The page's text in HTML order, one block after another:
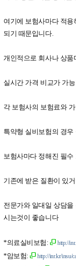
여기에 보험사마다 적
되기 때문입니다.
개인적으로 회사나 상
실시간 가격 비교가 가
각 보험사의 보험료와
특약형 실비보험의 경
보험사마다 정해진 필
기존에 받은 질환이 있
전문가와 일대일 상담
시는것이 좋습니다
*의료실비보험: http://
*암보험: http://inr.kr/insu/